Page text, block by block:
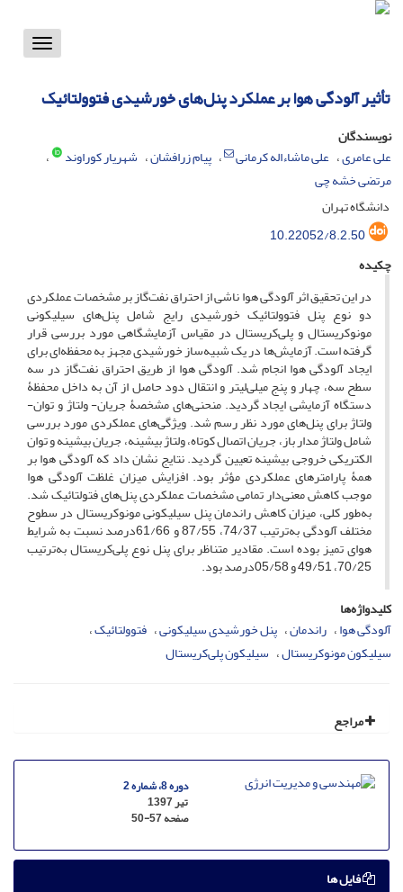
Toggle
تأثیر آلودگی هوا بر عملکرد پنل‌های خورشیدی فتوولتائیک
نویسندگان
علی عامری علی ماشاءاله کرمانی پیام زرافشان شهریار کوراوند
مرتضی خشه چی
دانشگاه تهران
10.22052/8.2.50
چکیده
در این تحقیق اثر آلودگی هوا ناشی از احتراق نفت‌گاز بر مشخصات عملکردی
دو نوع پنل فتوولتائیک خورشیدی رایج شامل پنل‌های سیلیکونی
مونوکریستال و پلی‌کریستال در مقیاس آزمایشگاهی مورد بررسی قرار
گرفته است. آزمایش‌ها در یک شبیه‌ساز خورشیدی مجهز به محفظه‌ای برای
ایجاد آلودگی هوا انجام شد. آلودگی هوا از طریق احتراق نفت‌گاز در سه
سطح سه، چهار و پنج میلی‌لیتر و انتقال دود حاصل از آن به داخل محفظۀ
دستگاه آزمایشی ایجاد گردید. منحنی‌های مشخصۀ جریان- ولتاژ و توان-
ولتاژ برای پنل‌های مورد نظر رسم شد. ویژگی‌های عملکردی مورد بررسی
شامل ولتاژ مدار باز، جریان اتصال کوتاه، ولتاژ بیشینه، جریان بیشینه و توان
الکتریکی خروجی بیشینه تعیین گردید. نتایج نشان داد که آلودگی هوا بر
همۀ پارامترهای عملکردی مؤثر بود. افزایش میزان غلظت آلودگی هوا
موجب کاهش معنی‌دار تمامی مشخصات عملکردی پنل‌های فتولتائیک شد.
به‌طور کلی، میزان کاهش راندمان پنل سیلیکونی مونوکریستال در سطوح
مختلف آلودگی به‌ترتیب 74/37، 87/55 و 61/66درصد نسبت به شرایط
هوای تمیز بوده است. مقادیر متناظر برای پنل نوع پلی‌کریستال به‌ترتیب
70/25، 49/51 و 05/58درصد بود.
کلیدواژه‌ها
آلودگی هوا راندمان پنل خورشیدی سیلیکونی فتوولتائیک
سیلیکون مونوکریستال سیلیکون پلی‌کریستال
مراجع
دوره 8، شماره 2
تیر 1397
صفحه50-57
فایل ها